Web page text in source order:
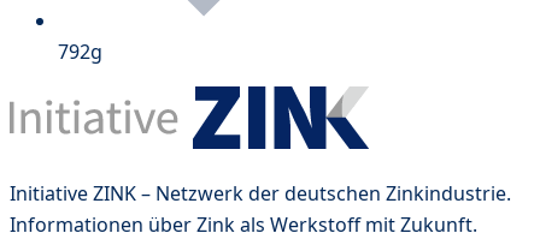
792g
Initiative ZINK – Netzwerk der deutschen Zinkindustrie.
Informationen über Zink als Werkstoff mit Zukunft.